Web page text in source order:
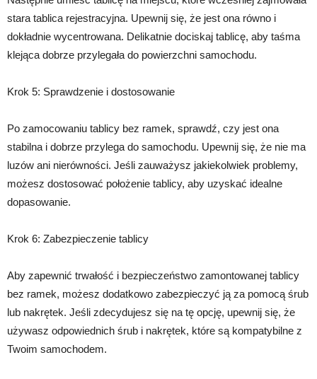
stara tablica rejestracyjna. Upewnij się, że jest ona równo i
dokładnie wycentrowana. Delikatnie dociskaj tablicę, aby taśma
klejąca dobrze przylegała do powierzchni samochodu.
Krok 5: Sprawdzenie i dostosowanie
Po zamocowaniu tablicy bez ramek, sprawdź, czy jest ona
stabilna i dobrze przylega do samochodu. Upewnij się, że nie ma
luzów ani nierówności. Jeśli zauważysz jakiekolwiek problemy,
możesz dostosować położenie tablicy, aby uzyskać idealne
dopasowanie.
Krok 6: Zabezpieczenie tablicy
Aby zapewnić trwałość i bezpieczeństwo zamontowanej tablicy
bez ramek, możesz dodatkowo zabezpieczyć ją za pomocą śrub
lub nakrętek. Jeśli zdecydujesz się na tę opcję, upewnij się, że
używasz odpowiednich śrub i nakrętek, które są kompatybilne z
Twoim samochodem.